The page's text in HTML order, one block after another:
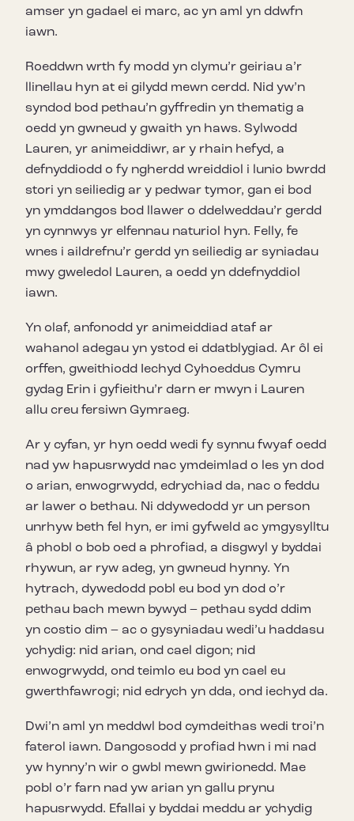
amser yn gadael ei marc, ac yn aml yn ddwfn
iawn.
Roeddwn wrth fy modd yn clymu’r geiriau a’r
llinellau hyn at ei gilydd mewn cerdd. Nid yw’n
syndod bod pethau’n gyffredin yn thematig a
oedd yn gwneud y gwaith yn haws. Sylwodd
Lauren, yr animeiddiwr, ar y rhain hefyd, a
defnyddiodd o fy ngherdd wreiddiol i lunio bwrdd
stori yn seiliedig ar y pedwar tymor, gan ei bod
yn ymddangos bod llawer o ddelweddau’r gerdd
yn cynnwys yr elfennau naturiol hyn. Felly, fe
wnes i aildrefnu’r gerdd yn seiliedig ar syniadau
mwy gweledol Lauren, a oedd yn ddefnyddiol
iawn.
Yn olaf, anfonodd yr animeiddiad ataf ar
wahanol adegau yn ystod ei ddatblygiad. Ar ôl ei
orffen, gweithiodd Iechyd Cyhoeddus Cymru
gydag Erin i gyfieithu’r darn er mwyn i Lauren
allu creu fersiwn Gymraeg.
Ar y cyfan, yr hyn oedd wedi fy synnu fwyaf oedd
nad yw hapusrwydd nac ymdeimlad o les yn dod
o arian, enwogrwydd, edrychiad da, nac o feddu
ar lawer o bethau. Ni ddywedodd yr un person
unrhyw beth fel hyn, er imi gyfweld ac ymgysylltu
â phobl o bob oed a phrofiad, a disgwyl y byddai
rhywun, ar ryw adeg, yn gwneud hynny. Yn
hytrach, dywedodd pobl eu bod yn dod o’r
pethau bach mewn bywyd – pethau sydd ddim
yn costio dim – ac o gysyniadau wedi’u haddasu
ychydig: nid arian, ond cael digon; nid
enwogrwydd, ond teimlo eu bod yn cael eu
gwerthfawrogi; nid edrych yn dda, ond iechyd da.
Dwi’n aml yn meddwl bod cymdeithas wedi troi’n
faterol iawn. Dangosodd y profiad hwn i mi nad
yw hynny’n wir o gwbl mewn gwirionedd. Mae
pobl o’r farn nad yw arian yn gallu prynu
hapusrwydd. Efallai y byddai meddu ar ychydig